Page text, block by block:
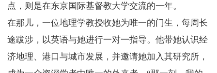
点，则是在东京国际基督教大学交流的一年。
在那儿，一位地理学教授收她为唯一的门生，每周长
途跋涉，以英语与她进行一对一指导。他带她认识经
济地理、港口与城市发展，并邀请她加入其研究所，